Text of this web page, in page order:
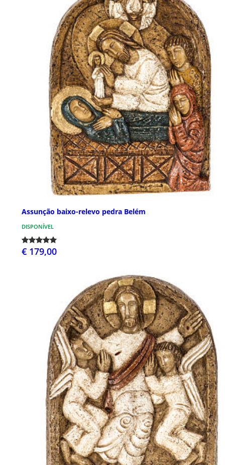
Assunção baixo-relevo pedra Belém
DISPONÍVEL
€ 179,00